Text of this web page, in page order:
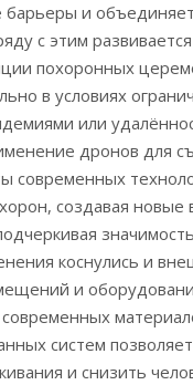
барьеры и
с этим развивается
похоронных
в условиях
или
дронов для
современных
создавая новые
коснулись и
и
систем
и снизить